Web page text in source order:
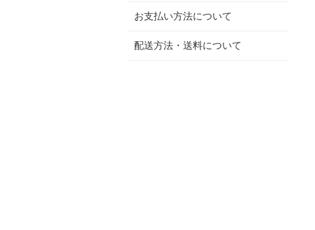
お支払い方法について
配送方法・送料について